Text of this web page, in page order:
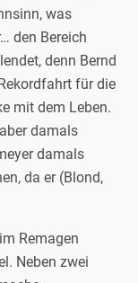
was
den Bereich
denn Bernd
für die
mit dem Leben.
damals
damals
da er (Blond,
Remagen
Neben zwei